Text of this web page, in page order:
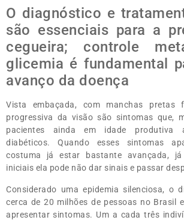
O diagnóstico e
são essenciais para a
cegueira; controle
glicemia é fundamental
avanço da doença
Vista embaçada, com manchas pretas
progressiva da visão são sintomas que,
pacientes ainda em idade produtiva
diabéticos. Quando esses sintomas
costuma já estar bastante avançada,
iniciais ela pode não dar sinais e passar
Considerado uma epidemia silenciosa, o
cerca de 20 milhões de pessoas no Brasil
apresentar sintomas. Um a cada três